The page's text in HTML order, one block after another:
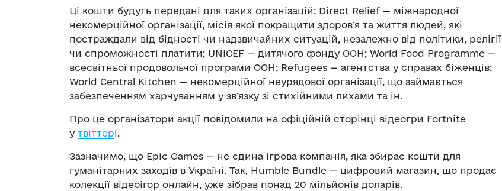
Ці кошти будуть передані для таких організацій: Direct Relief — міжнародної
некомерційної організації, місія якої покращити здоров’я та життя людей, які
постраждали від бідності чи надзвичайних ситуацій, незалежно від політики, релігії
чи спроможності платити; UNICEF — дитячого фонду ООН; World Food Programme —
всесвітньої продовольчої програми ООН; Refugees — агентства у справах біженців;
World Central Kitchen — некомерційної неурядової організації, що займається
забезпеченням харчуванням у зв’язку зі стихійними лихами та ін.
Про це організатори акції повідомили на офіційній сторінці відеогри Fortnite
у твіттері.
Зазначимо, що Epic Games — не єдина ігрова компанія, яка збирає кошти для
гуманітарних заходів в Україні. Так, Humble Bundle — цифровий магазин, що продає
колекції відеоігор онлайн, уже зібрав понад 20 мільйонів доларів.